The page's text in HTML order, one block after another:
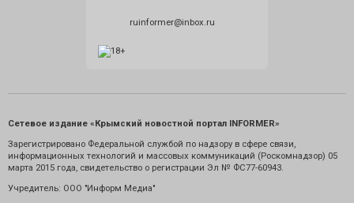
ruinformer@inbox.ru
Сетевое издание «Крымский новостной портал INFORMER»
Зарегистрировано Федеральной службой по надзору в сфере связи,
информационных технологий и массовых коммуникаций (Роскомнадзор) 05
марта 2015 года, свидетельство о регистрации Эл № ФС77-60943.
Учредитель: ООО "Информ Медиа"